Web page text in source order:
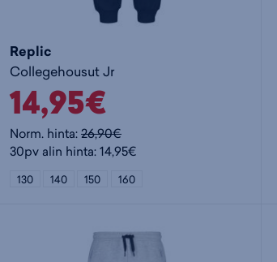
Replic
Collegehousut Jr
14,95€
Norm. hinta:26,90€
30pv alin hinta: 14,95€
130 140 150 160